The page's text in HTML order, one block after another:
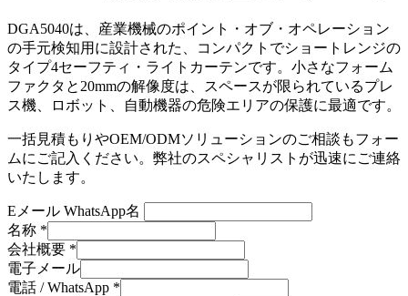
DGA5040は、産業機械のポイント・オブ・オペレーション
の手元検知用に設計された、コンパクトでショートレンジの
タイプ4セーフティ・ライトカーテンです。小さなフォーム
ファクタと20mmの解像度は、スペースが限られているプレ
ス機、ロボット、自動機器の危険エリアの保護に最適です。
一括見積もりやOEM/ODMソリューションのご相談もフォー
ムにご記入ください。弊社のスペシャリストが迅速にご連絡
いたします。
Eメール WhatsApp名
名称 *
会社概要 *
電子メール
電話 / WhatsApp *